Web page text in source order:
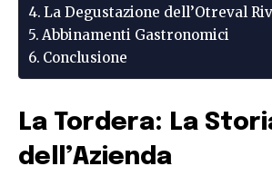
La Degustazione dell’Otreval
Abbinamenti Gastronomici
Conclusione
La Tordera: La
dell’Azienda